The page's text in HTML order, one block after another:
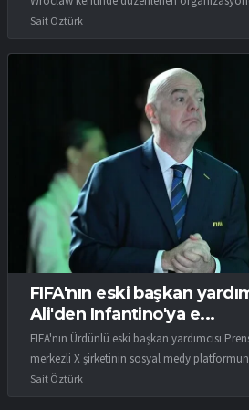
Sait Öztürk
FIFA'nın eski başkan
Ali'den Infantino'ya e...
FIFA'nın Ürdünlü eski başkan yardımcısı
merkezli X şirketinin sosyal medy
Sait Öztürk